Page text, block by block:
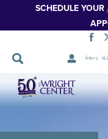
SCHEDULE YOUR
પેશન્ટ
નેવિગેશન
છોડો